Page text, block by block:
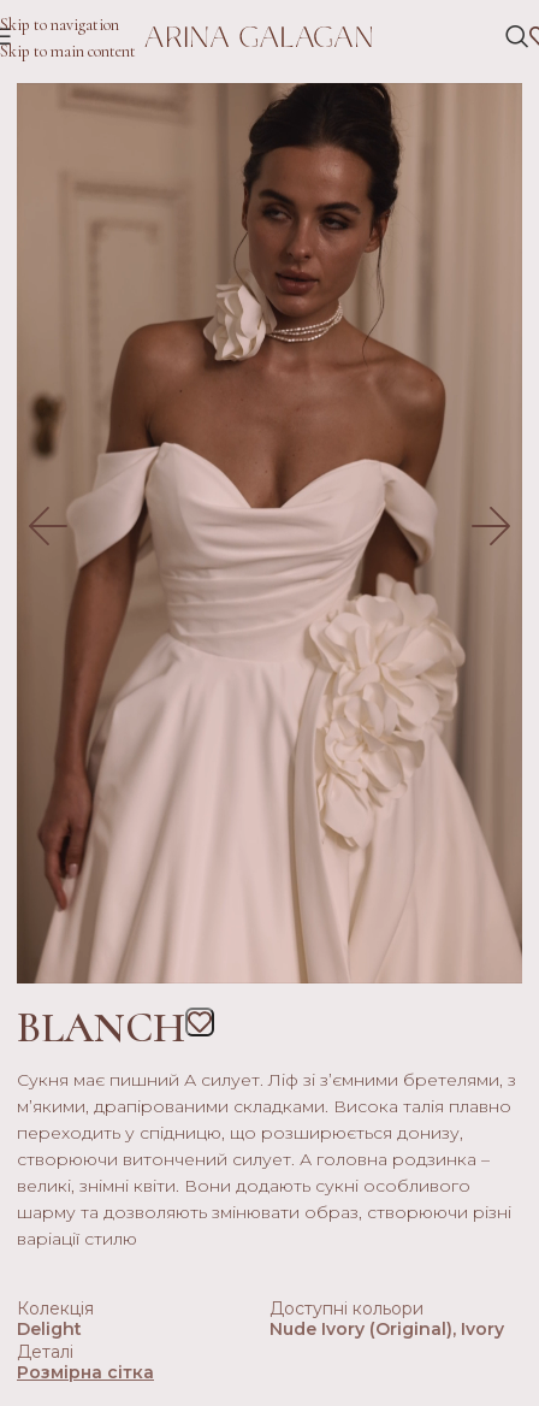
Skip to navigation
Skip to main content
BLANCH
Сукня має пишний А силует. Ліф зі з’ємними бретелями, з
м’якими, драпірованими складками. Висока талія плавно
переходить у спідницю, що розширюється донизу,
створюючи витончений силует. А головна родзинка –
великі, знімні квіти. Вони додають сукні особливого
шарму та дозволяють змінювати образ, створюючи різні
варіації стилю
Колекція
Delight
Доступні кольори
Nude Ivory (original), Ivory
Деталі
Розмірна сітка